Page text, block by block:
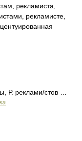
рекламиста,
рекламисте,
Р. реклами/стов …